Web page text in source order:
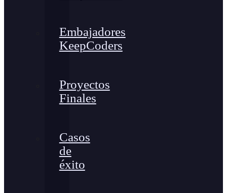
Embajadores
KeepCoders
Proyectos
Finales
Casos
de
éxito